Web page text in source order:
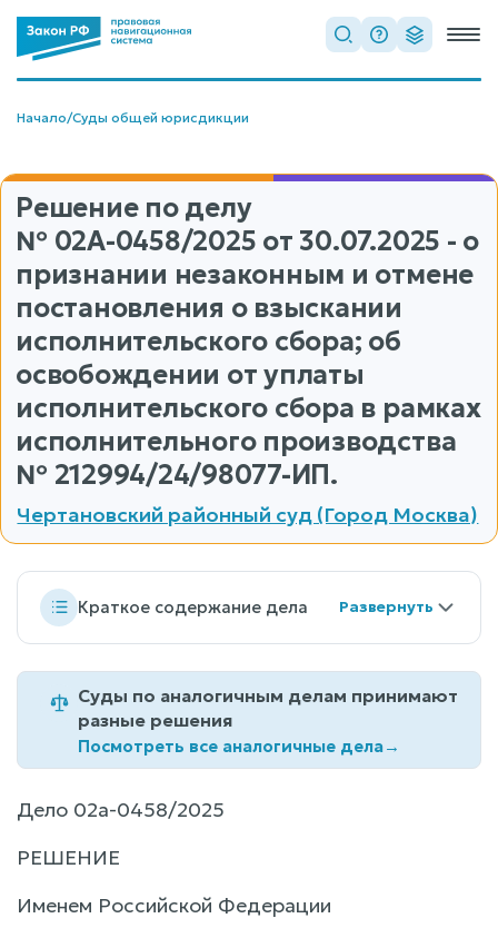
Начало/Суды общей юрисдикции
Решение по делу
№ 02А-0458/2025 от 30.07.2025 - о
признании незаконным и отмене
постановления о взыскании
исполнительского сбора; об
освобождении от уплаты
исполнительского сбора в рамках
исполнительного производства
№ 212994/24/98077-ИП.
Чертановский районный суд (Город Москва)
Краткое содержание дела
Суды по аналогичным делам принимают
разные решения
Посмотреть все аналогичные дела→
Дело 02а-0458/2025
РЕШЕНИЕ
Именем Российской Федерации